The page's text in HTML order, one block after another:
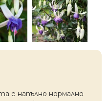
е напълно нормално